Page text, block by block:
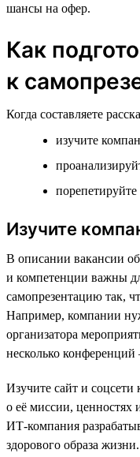
шансы на офер.
Как
к
Когда составляете
изучите
порепетируйте
Изучите
В описании вакансии
и компетенции важны
самопрезентацию так,
Например, компании
организатора
несколько
Изучите сайт и
о её миссии, ценностях
ИТ-компания
здорового образа